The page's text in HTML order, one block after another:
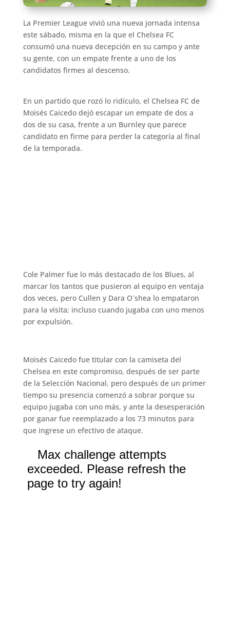
La Premier League vivió una nueva jornada intensa
este sábado, misma en la que el Chelsea FC
consumó una nueva decepción en su campo y ante
su gente, con un empate frente a uno de los
candidatos firmes al descenso.
En un partido que rozó lo ridículo, el Chelsea FC de
Moisés Caicedo dejó escapar un empate de dos a
dos de su casa, frente a un Burnley que parece
candidato en firme para perder la categoría al final
de la temporada.
Cole Palmer fue lo más destacado de los Blues, al
marcar los tantos que pusieron al equipo en ventaja
dos veces, pero Cullen y Dara O´shea lo empataron
para la visita; incluso cuando jugaba con uno menos
por expulsión.
Moisés Caicedo fue titular con la camiseta del
Chelsea en este compromiso, después de ser parte
de la Selección Nacional, pero después de un primer
tiempo su presencia comenzó a sobrar porque su
equipo jugaba con uno más, y ante la desesperación
por ganar fue reemplazado a los 73 minutos para
que ingrese un efectivo de ataque.